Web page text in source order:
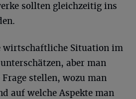
sollten gleichzeitig ins
wirtschaftliche Situation im
aber man
stellen, wozu man
auf welche Aspekte man